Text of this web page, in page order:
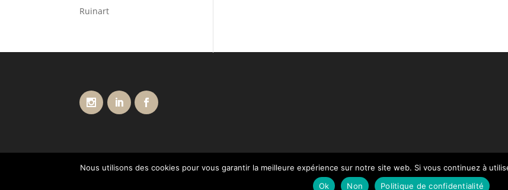
Ruinart
Conditions générales de vente Livraisons Paiement Mentions légales Contact Notre
Nous utilisons des cookies pour vous garantir la meilleure expérience sur notre site web. Si vous continuez à
Ok
Non Politique de confidentialité